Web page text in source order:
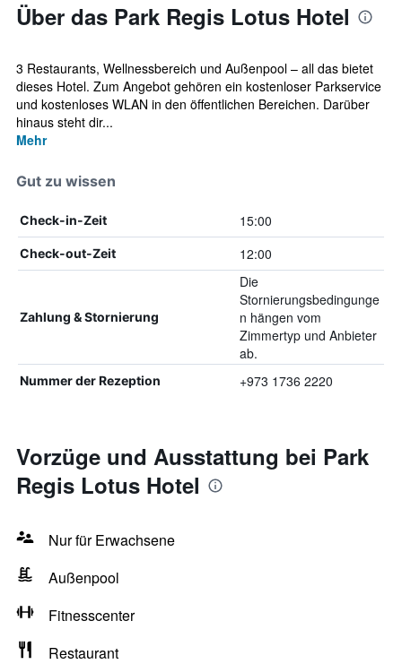
Über das Park Regis Lotus Hotel
3 Restaurants, Wellnessbereich und Außenpool – all das bietet
dieses Hotel. Zum Angebot gehören ein kostenloser Parkservice
und kostenloses WLAN in den öffentlichen Bereichen. Darüber
hinaus steht dir...
Mehr
Gut zu wissen
Check-in-Zeit 15:00
Check-out-Zeit 12:00
Zahlung & Stornierung
Die
Stornierungsbedingunge
n hängen vom
Zimmertyp und Anbieter
ab.
Nummer der Rezeption +973 1736 2220
Vorzüge und Ausstattung bei Park
Regis Lotus Hotel
Nur für Erwachsene
Außenpool
Fitnesscenter
Restaurant